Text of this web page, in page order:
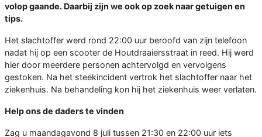
volop gaande. Daarbij zijn we ook op zoek naar getuigen en
tips.
Het slachtoffer werd rond 22:00 uur beroofd van zijn telefoon
nadat hij op een scooter de Houtdraaiersstraat in reed. Hij werd
hier door meerdere personen achtervolgd en vervolgens
gestoken. Na het steekincident vertrok het slachtoffer naar het
ziekenhuis. Na behandeling kon hij het ziekenhuis weer verlaten.
Help ons de daders te vinden
Zag u maandagavond 8 juli tussen 21:30 en 22:00 uur iets